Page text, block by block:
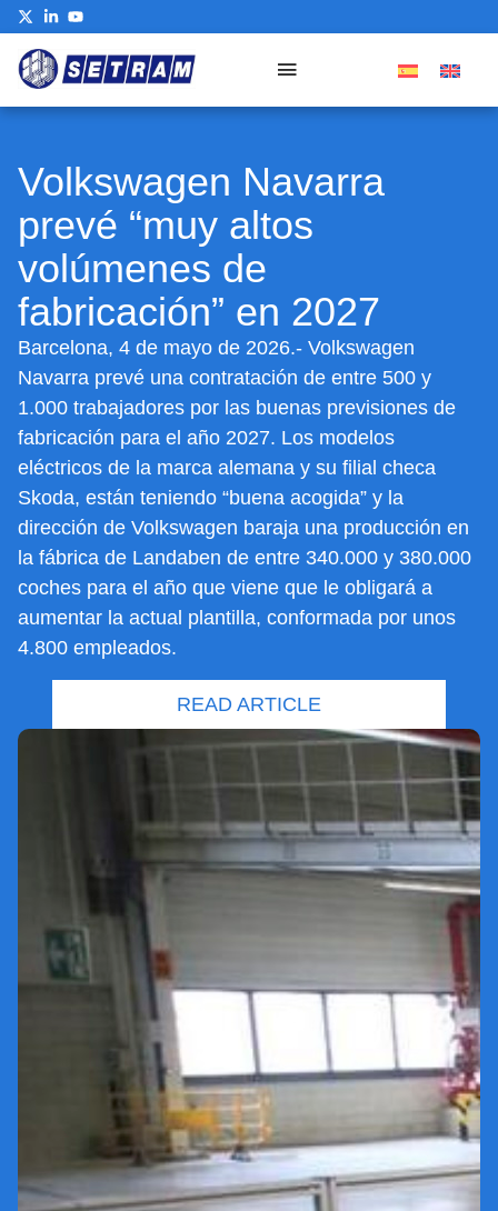
Volkswagen Navarra
prevé “muy altos
volúmenes de
fabricación” en 2027
Barcelona, 4 de mayo de 2026.- Volkswagen
Navarra prevé una contratación de entre 500 y
1.000 trabajadores por las buenas previsiones de
fabricación para el año 2027. Los modelos
eléctricos de la marca alemana y su filial checa
Skoda, están teniendo “buena acogida” y la
dirección de Volkswagen baraja una producción en
la fábrica de Landaben de entre 340.000 y 380.000
coches para el año que viene que le obligará a
aumentar la actual plantilla, conformada por unos
4.800 empleados.
READ ARTICLE